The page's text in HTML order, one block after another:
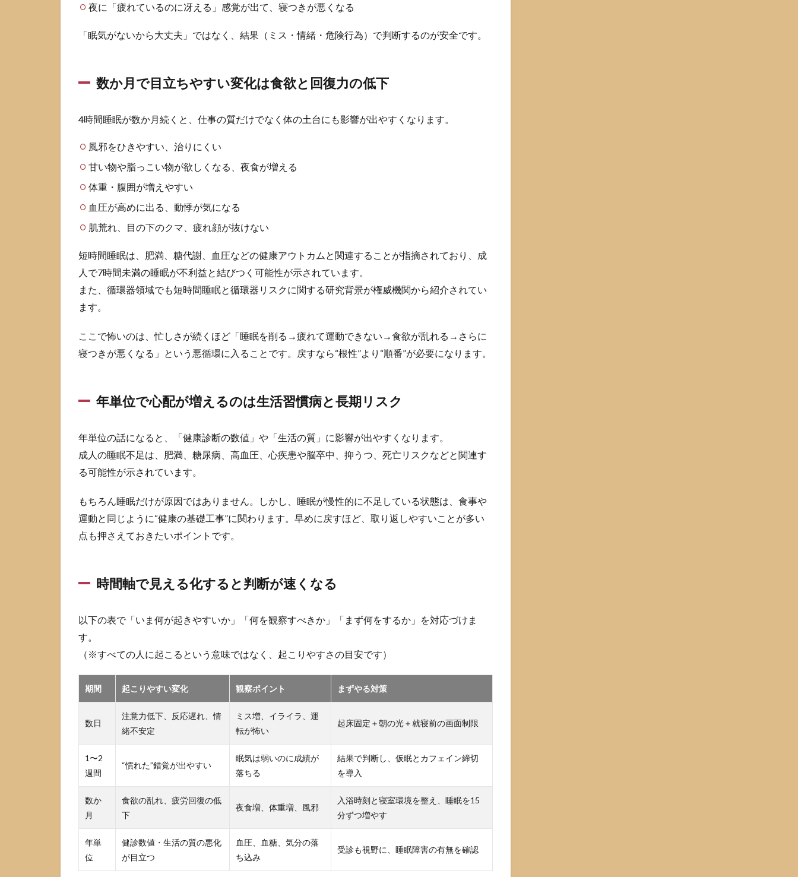
ちや
変化
は食
力の
低下
1.3
年単
位で
心配
が増
のは
生活
習慣
病と
リス
1.4
軸で
る化
する
と判
なる
1日
間
睡
で
も
平
気
い
か
し
理
解
る
ショ
ート
スリ
ーは
時間
が短
夜に「疲れているのに冴える」感覚が出て、寝つきが悪くなる
「眠気がないから大丈夫」ではなく、結果（ミス・情緒・危険行為）で判断するのが安全です。
数か月で目立ちやすい変化は食欲と回復力の低下
4時間睡眠が数か月続くと、仕事の質だけでなく体の土台にも影響が出やすくなります。
風邪をひきやすい、治りにくい
甘い物や脂っこい物が欲しくなる、夜食が増える
体重・腹囲が増えやすい
血圧が高めに出る、動悸が気になる
肌荒れ、目の下のクマ、疲れ顔が抜けない
短時間睡眠は、肥満、糖代謝、血圧などの健康アウトカムと関連することが指摘されており、成
人で7時間未満の睡眠が不利益と結びつく可能性が示されています。
また、循環器領域でも短時間睡眠と循環器リスクに関する研究背景が権威機関から紹介されてい
ます。
ここで怖いのは、忙しさが続くほど「睡眠を削る→疲れて運動できない→食欲が乱れる→さらに
寝つきが悪くなる」という悪循環に入ることです。戻すなら“根性”より“順番”が必要になります。
年単位で心配が増えるのは生活習慣病と長期リスク
年単位の話になると、「健康診断の数値」や「生活の質」に影響が出やすくなります。
成人の睡眠不足は、肥満、糖尿病、高血圧、心疾患や脳卒中、抑うつ、死亡リスクなどと関連す
る可能性が示されています。
もちろん睡眠だけが原因ではありません。しかし、睡眠が慢性的に不足している状態は、食事や
運動と同じように“健康の基礎工事”に関わります。早めに戻すほど、取り返しやすいことが多い
点も押さえておきたいポイントです。
時間軸で見える化すると判断が速くなる
以下の表で「いま何が起きやすいか」「何を観察すべきか」「まず何をするか」を対応づけま
す。
（※すべての人に起こるという意味ではなく、起こりやすさの目安です）
期間 起こりやすい変化 観察ポイント まずやる対策
数日
注意力低下、反応遅れ、情
緒不安定
ミス増、イライラ、運
転が怖い
起床固定＋朝の光＋就寝前の画面制限
1〜2
週間
“慣れた”錯覚が出やすい
眠気は弱いのに成績が
落ちる
結果で判断し、仮眠とカフェイン締切
を導入
数か
月
食欲の乱れ、疲労回復の低
下
夜食増、体重増、風邪
入浴時刻と寝室環境を整え、睡眠を15
分ずつ増やす
年単
位
健診数値・生活の質の悪化
が目立つ
血圧、血糖、気分の落
ち込み
受診も視野に、睡眠障害の有無を確認